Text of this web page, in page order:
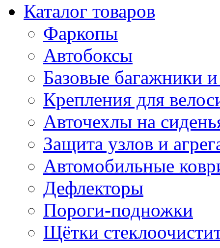
Каталог товаров
Фаркопы
Автобоксы
Базовые багажники
Крепления для
Авточехлы на
Защита узлов и
Автомобильные
Дефлекторы
Пороги-подножки
Щётки